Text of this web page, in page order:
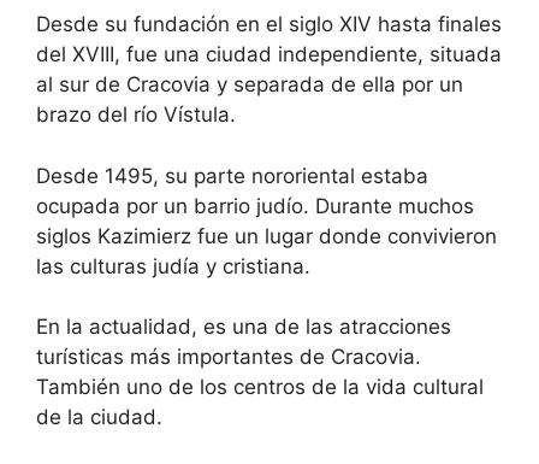
Desde su fundación en el siglo XIV hasta finales
del XVIII, fue una ciudad independiente, situada
al sur de Cracovia y separada de ella por un
brazo del río Vístula.
Desde 1495, su parte nororiental estaba
ocupada por un barrio judío. Durante muchos
siglos Kazimierz fue un lugar donde convivieron
las culturas judía y cristiana.
En la actualidad, es una de las atracciones
turísticas más importantes de Cracovia.
También uno de los centros de la vida cultural
de la ciudad.